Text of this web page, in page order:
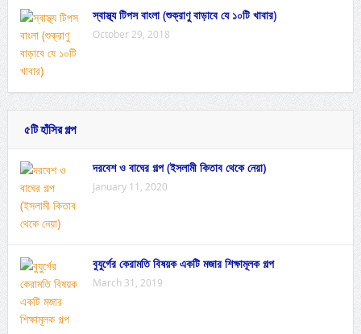
স্বাস্থ্য টিপস বাংলা (শুক্রাণু বাড়াবে যে ১০টি খাবার)
October 29, 2018
৫টি হাঁসির গল্প
দরবেশ ও বাঘের গল্প (ইসলামী কিতাব থেকে নেয়া)
January 11, 2020
বুযুর্গের কেরামতি বিষয়ক একটি মজার শিক্ষামূলক গল্প
March 31, 2019